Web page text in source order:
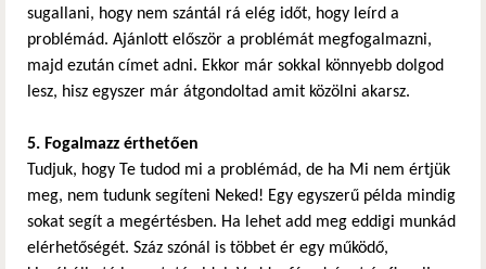
sugallani, hogy nem szántál rá elég időt, hogy leírd a
problémád. Ajánlott először a problémát megfogalmazni,
majd ezután címet adni. Ekkor már sokkal könnyebb dolgod
lesz, hisz egyszer már átgondoltad amit közölni akarsz.
5. Fogalmazz érthetően
Tudjuk, hogy Te tudod mi a problémád, de ha Mi nem értjük
meg, nem tudunk segíteni Neked! Egy egyszerű példa mindig
sokat segít a megértésben. Ha lehet add meg eddigi munkád
elérhetőségét. Száz szónál is többet ér egy működő,